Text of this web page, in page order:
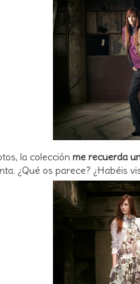
la colección me recuerda
¿Qué os parece? ¿Habéis